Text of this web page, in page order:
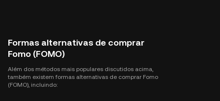
Formas alternativas de comprar
Fomo (FOMO)
Além dos métodos mais populares discutidos acima,
também existem formas alternativas de comprar Fomo
(FOMO), incluindo: